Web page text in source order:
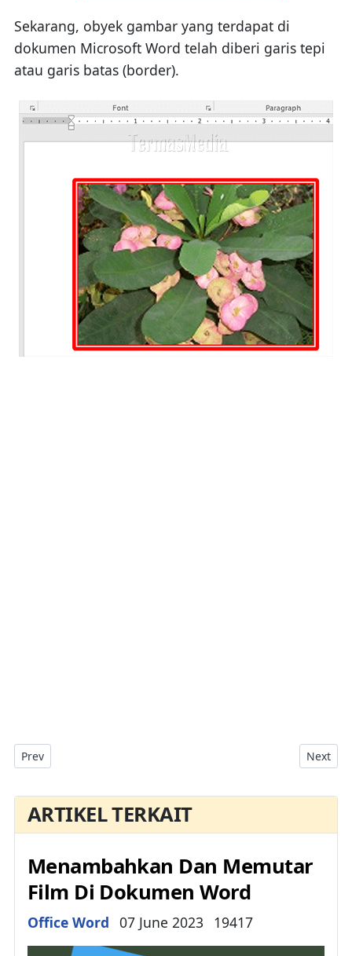
Sekarang, obyek gambar yang terdapat di
dokumen Microsoft Word telah diberi garis tepi
atau garis batas (border).
Previous article: Menggunakan Orientasi Halaman Berbeda
Prev Next
Next
ARTIKEL TERKAIT
Menambahkan Dan Memutar
Film Di Dokumen Word
Details
Office Word 07 June 2023 19417